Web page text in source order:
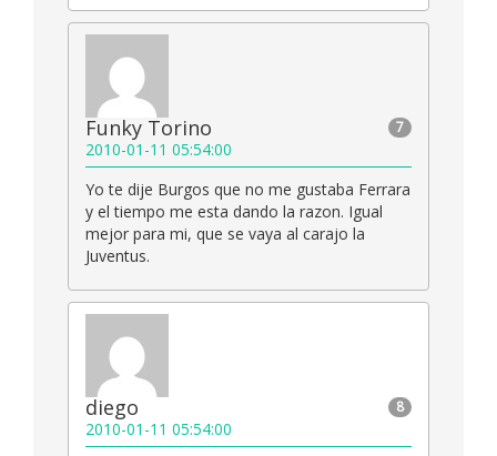
7
Funky Torino
2010-01-11 05:54:00
Yo te dije Burgos que no me gustaba Ferrara
y el tiempo me esta dando la razon. Igual
mejor para mi, que se vaya al carajo la
Juventus.
8
diego
2010-01-11 05:54:00